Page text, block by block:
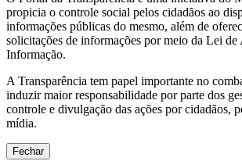
propicia o controle social pelos cidadãos ao
informações públicas do mesmo, além de
solicitações de informações por meio da Lei de
Informação.
A Transparência tem papel importante no
induzir maior responsabilidade por parte dos
controle e divulgação das ações por cidadãos,
mídia.
Fechar